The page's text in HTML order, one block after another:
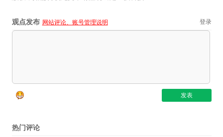
观点发布 网站评论、账号管理说明 登录
热门评论